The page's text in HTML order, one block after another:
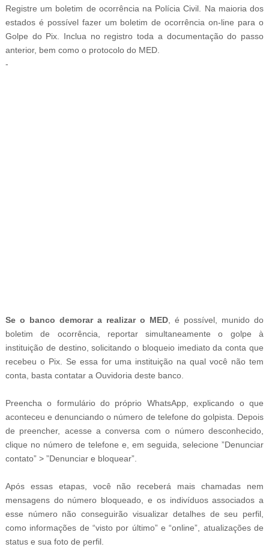
Registre um boletim de ocorrência na Polícia Civil. Na maioria dos
estados é possível fazer um boletim de ocorrência on-line para o
Golpe do Pix. Inclua no registro toda a documentação do passo
anterior, bem como o protocolo do MED.
-
Se o banco demorar a realizar o MED , é possível, munido do
boletim de ocorrência, reportar simultaneamente o golpe à
instituição de destino, solicitando o bloqueio imediato da conta que
recebeu o Pix. Se essa for uma instituição na qual você não tem
conta, basta contatar a Ouvidoria deste banco.
Preencha o formulário do próprio WhatsApp, explicando o que
aconteceu e denunciando o número de telefone do golpista. Depois
de preencher, acesse a conversa com o número desconhecido,
clique no número de telefone e, em seguida, selecione ”Denunciar
contato” > ”Denunciar e bloquear”.
Após essas etapas, você não receberá mais chamadas nem
mensagens do número bloqueado, e os indivíduos associados a
esse número não conseguirão visualizar detalhes de seu perfil,
como informações de “visto por último” e “online”, atualizações de
status e sua foto de perfil.